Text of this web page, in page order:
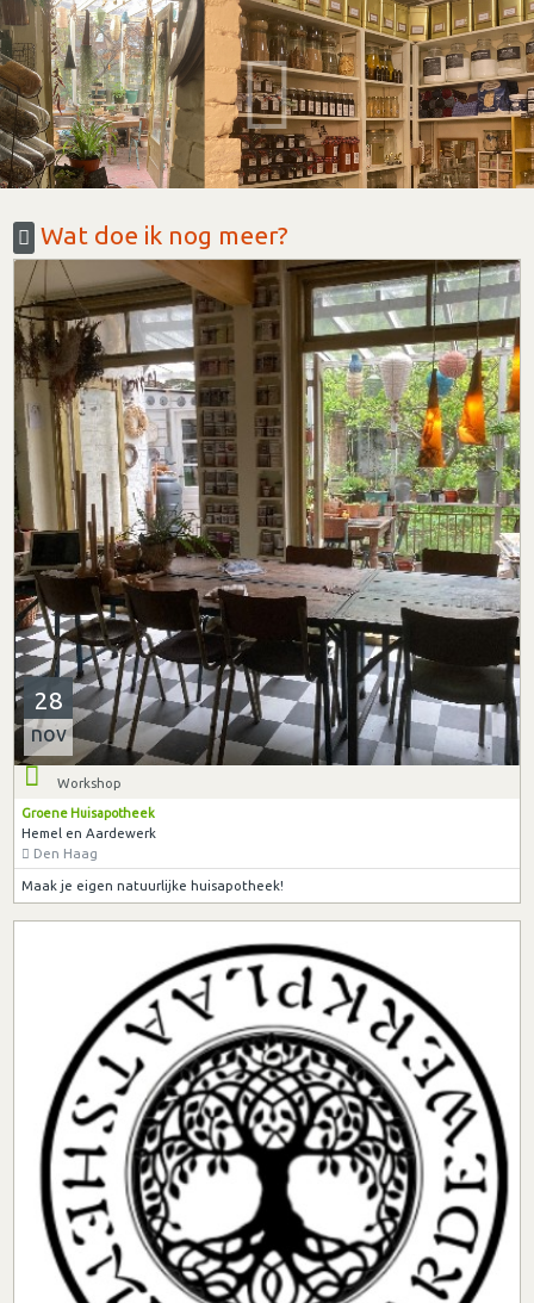
Wat doe ik nog meer?
28
nov
Workshop
Groene Huisapotheek
Hemel en Aardewerk
Den Haag
Maak je eigen natuurlijke huisapotheek!